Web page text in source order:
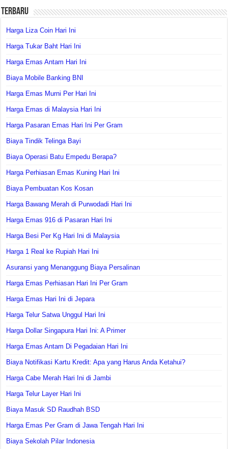
Terbaru
Harga Liza Coin Hari Ini
Harga Tukar Baht Hari Ini
Harga Emas Antam Hari Ini
Biaya Mobile Banking BNI
Harga Emas Murni Per Hari Ini
Harga Emas di Malaysia Hari Ini
Harga Pasaran Emas Hari Ini Per Gram
Biaya Tindik Telinga Bayi
Biaya Operasi Batu Empedu Berapa?
Harga Perhiasan Emas Kuning Hari Ini
Biaya Pembuatan Kos Kosan
Harga Bawang Merah di Purwodadi Hari Ini
Harga Emas 916 di Pasaran Hari Ini
Harga Besi Per Kg Hari Ini di Malaysia
Harga 1 Real ke Rupiah Hari Ini
Asuransi yang Menanggung Biaya Persalinan
Harga Emas Perhiasan Hari Ini Per Gram
Harga Emas Hari Ini di Jepara
Harga Telur Satwa Unggul Hari Ini
Harga Dollar Singapura Hari Ini: A Primer
Harga Emas Antam Di Pegadaian Hari Ini
Biaya Notifikasi Kartu Kredit: Apa yang Harus Anda Ketahui?
Harga Cabe Merah Hari Ini di Jambi
Harga Telur Layer Hari Ini
Biaya Masuk SD Raudhah BSD
Harga Emas Per Gram di Jawa Tengah Hari Ini
Biaya Sekolah Pilar Indonesia